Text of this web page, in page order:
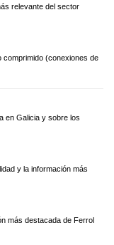
relevante del sector
comprimido (conexiones de
en Galicia y sobre los
y la información más
más destacada de Ferrol